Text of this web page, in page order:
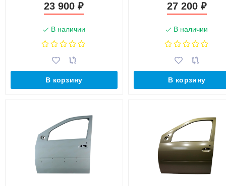
801002133R
23 900₽
В наличии
В корзину
8450013083
27 200 ₽
В наличии
В корзину